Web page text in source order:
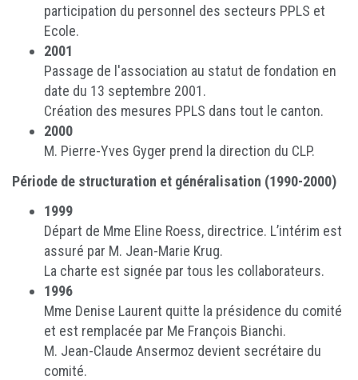
participation du personnel des secteurs PPLS et
Ecole.
2001
Passage de l'association au statut de fondation en
date du 13 septembre 2001.
Création des mesures PPLS dans tout le canton.
2000
M. Pierre-Yves Gyger prend la direction du CLP.
Période de structuration et généralisation (1990-2000)
1999
Départ de Mme Eline Roess, directrice. L’intérim est
assuré par M. Jean-Marie Krug.
La charte est signée par tous les collaborateurs.
1996
Mme Denise Laurent quitte la présidence du comité
et est remplacée par Me François Bianchi.
M. Jean-Claude Ansermoz devient secrétaire du
comité.